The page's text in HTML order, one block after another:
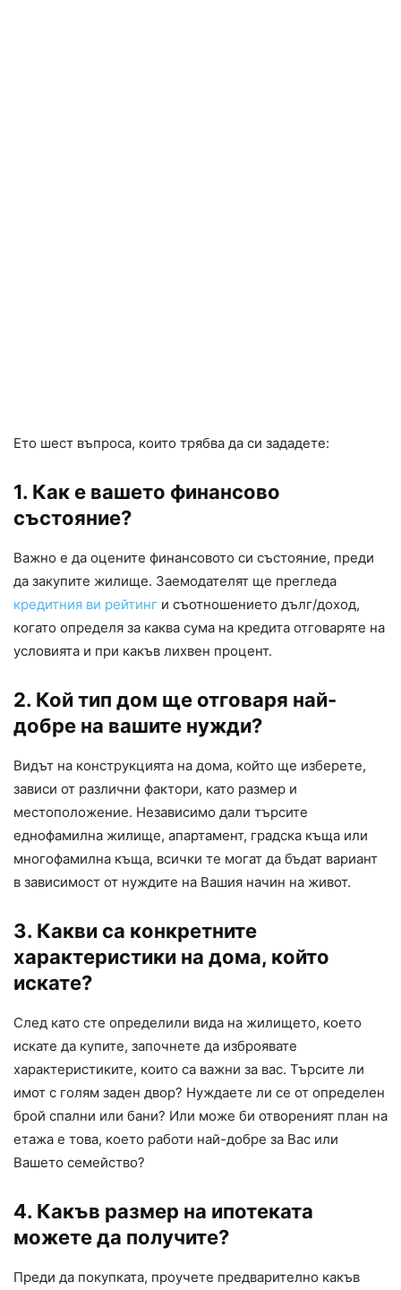
Ето шест въпроса, които трябва да си зададете:
1. Как е вашето финансово
състояние?
Важно е да оцените финансовото си състояние, преди
да закупите жилище. Заемодателят ще прегледа
кредитния ви рейтинг и съотношението дълг/доход,
когато определя за каква сума на кредита отговаряте на
условията и при какъв лихвен процент.
2. Кой тип дом ще отговаря най-
добре на вашите нужди?
Видът на конструкцията на дома, който ще изберете,
зависи от различни фактори, като размер и
местоположение. Независимо дали търсите
еднофамилна жилище, апартамент, градска къща или
многофамилна къща, всички те могат да бъдат вариант
в зависимост от нуждите на Вашия начин на живот.
3. Какви са конкретните
характеристики на дома, който
искате?
След като сте определили вида на жилището, което
искате да купите, започнете да изброявате
характеристиките, които са важни за вас. Търсите ли
имот с голям заден двор? Нуждаете ли се от определен
брой спални или бани? Или може би отвореният план на
етажа е това, което работи най-добре за Вас или
Вашето семейство?
4. Какъв размер на ипотеката
можете да получите?
Преди да покупката, проучете предварително какъв